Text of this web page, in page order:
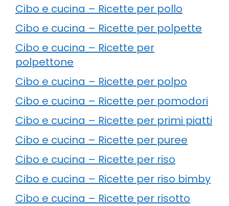
Cibo e cucina – Ricette per pollo
Cibo e cucina – Ricette per polpette
Cibo e cucina – Ricette per
polpettone
Cibo e cucina – Ricette per polpo
Cibo e cucina – Ricette per pomodori
Cibo e cucina – Ricette per primi piatti
Cibo e cucina – Ricette per puree
Cibo e cucina – Ricette per riso
Cibo e cucina – Ricette per riso bimby
Cibo e cucina – Ricette per risotto